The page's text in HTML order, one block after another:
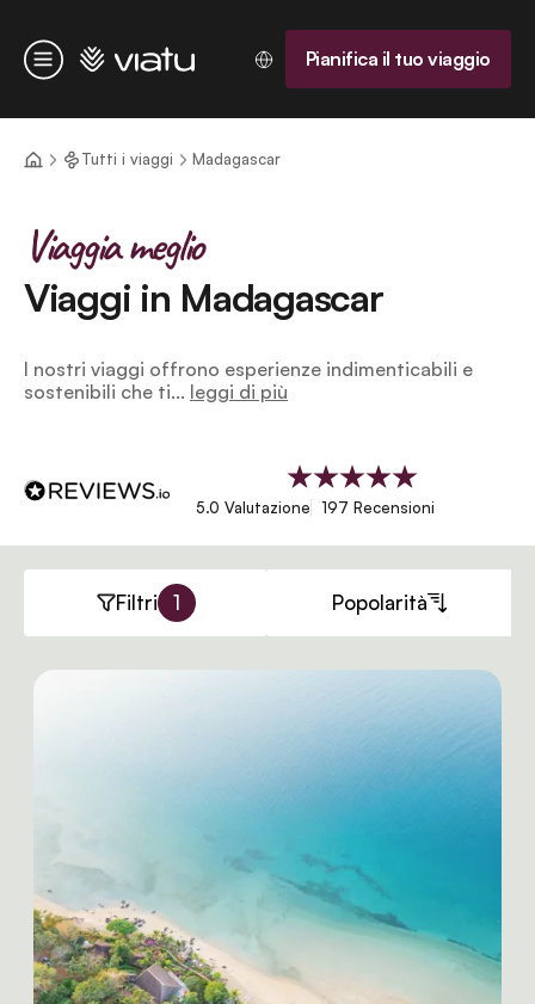
Menu
Homepage Pianifica il tuo viaggio
Tutti i viaggi Madagascar
Viaggi in Madagascar
Viaggia meglio
I nostri viaggi offrono esperienze indimenticabili e
sostenibili che ti... leggi di più
5.0 Valutazione 197 Recensioni
Filtri 1 Popolarità